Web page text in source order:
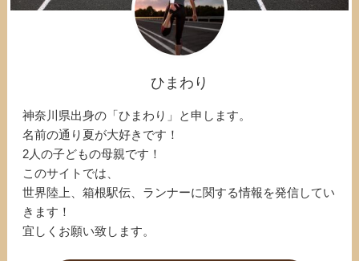
ひまわり
神奈川県出身の「ひまわり」と申します。
名前の通り夏が大好きです！
2人の子どもの母親です！
このサイトでは、
世界陸上、箱根駅伝、ランナーに関する情報を発信してい
きます！
宜しくお願い致します。